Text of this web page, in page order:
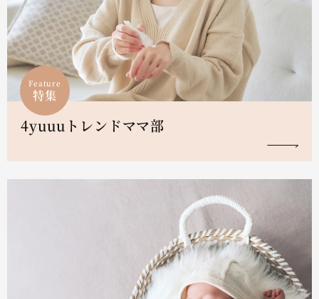
Feature
特集
4yuuuトレンドママ部